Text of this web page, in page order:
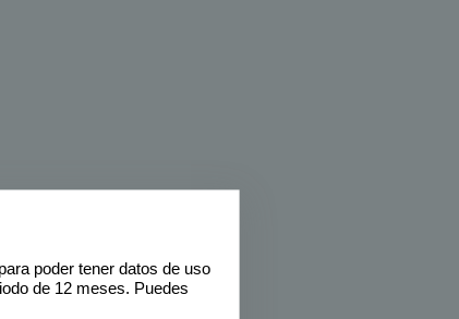
poder tener datos de uso
de 12 meses. Puedes